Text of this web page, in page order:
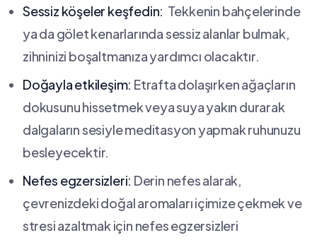
Sessiz köşeler keşfedin: ⁢ Tekkenin bahçelerinde
ya da ⁤gölet kenarlarında sessiz alanlar bulmak,
zihninizi boşaltmanıza yardımcı olacaktır.
Doğayla ⁢etkileşim: Etrafta dolaşırken ağaçların
dokusunu‌ hissetmek veya suya yakın ‌durarak⁤
dalgaların sesiyle meditasyon ⁣yapmak ⁤ruhunuzu
besleyecektir.
Nefes‌ egzersizleri: ⁣Derin nefes alarak,
çevrenizdeki ‌doğal ‌aromaları ⁤içimize çekmek ve
⁤stresi azaltmak için nefes ⁢egzersizleri